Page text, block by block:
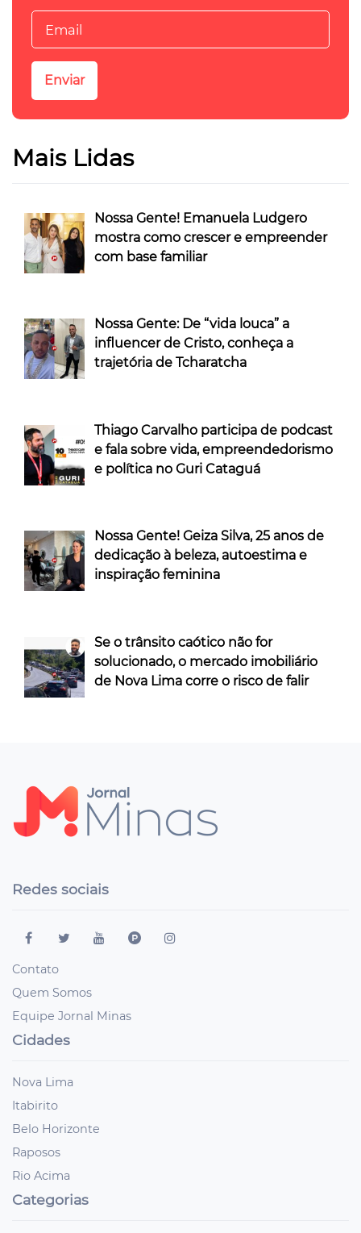
Mais Lidas
Nossa Gente! Emanuela Ludgero
mostra como crescer e empreender
com base familiar
Nossa Gente: De “vida louca” a
influencer de Cristo, conheça a
trajetória de Tcharatcha
Thiago Carvalho participa de podcast
e fala sobre vida, empreendedorismo
e política no Guri Cataguá
Nossa Gente! Geiza Silva, 25 anos de
dedicação à beleza, autoestima e
inspiração feminina
Se o trânsito caótico não for
solucionado, o mercado imobiliário
de Nova Lima corre o risco de falir
Redes sociais
Contato
Quem Somos
Equipe Jornal Minas
Cidades
Nova Lima
Itabirito
Belo Horizonte
Raposos
Rio Acima
Categorias